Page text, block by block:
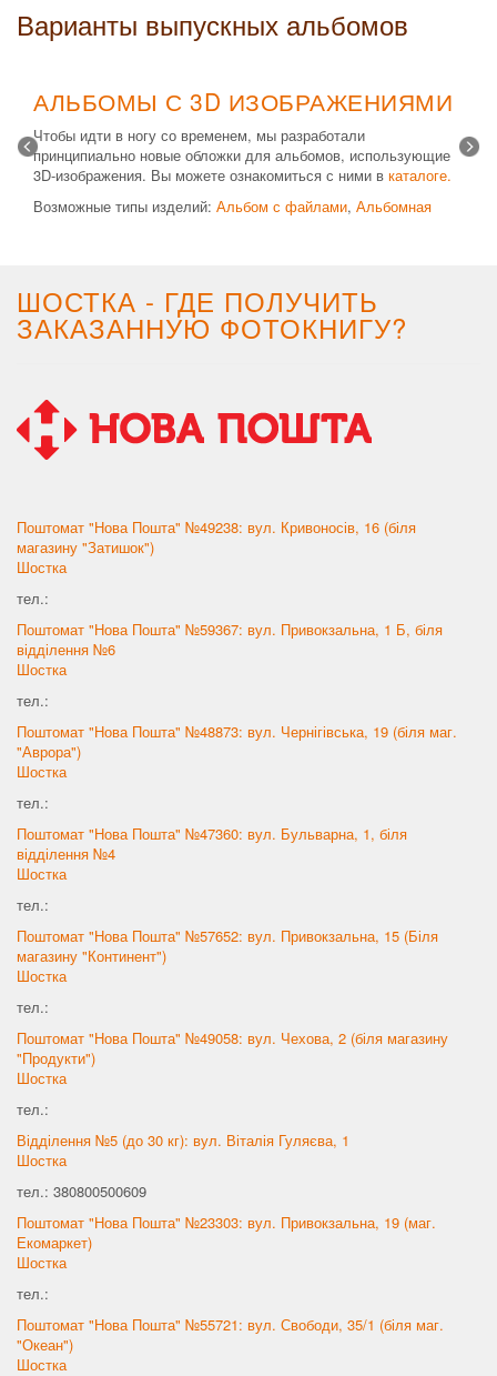
Варианты выпускных альбомов
АЛЬБОМЫ С 3D ИЗОБРАЖЕНИЯМИ
Чтобы идти в ногу со временем, мы разработали
принципиально новые обложки для альбомов, использующие
3D-изображения. Вы можете ознакомиться с ними в каталоге.
Возможные типы изделий: Альбом с файлами, Альбомная
ШОСТКА - ГДЕ ПОЛУЧИТЬ
ЗАКАЗАННУЮ ФОТОКНИГУ?
Поштомат "Нова Пошта" №49238: вул. Кривоносів, 16 (біля
магазину "Затишок")
Шостка
тел.:
Поштомат "Нова Пошта" №59367: вул. Привокзальна, 1 Б, біля
відділення №6
Шостка
тел.:
Поштомат "Нова Пошта" №48873: вул. Чернігівська, 19 (біля маг.
"Аврора")
Шостка
тел.:
Поштомат "Нова Пошта" №47360: вул. Бульварна, 1, біля
відділення №4
Шостка
тел.:
Поштомат "Нова Пошта" №57652: вул. Привокзальна, 15 (Біля
магазину "Континент")
Шостка
тел.:
Поштомат "Нова Пошта" №49058: вул. Чехова, 2 (біля магазину
"Продукти")
Шостка
тел.:
Відділення №5 (до 30 кг): вул. Віталія Гуляєва, 1
Шостка
тел.: 380800500609
Поштомат "Нова Пошта" №23303: вул. Привокзальна, 19 (маг.
Екомаркет)
Шостка
тел.:
Поштомат "Нова Пошта" №55721: вул. Свободи, 35/1 (біля маг.
"Океан")
Шостка